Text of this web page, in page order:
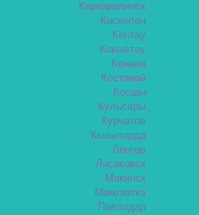
Каркаралинск
Каскелен
Кентау
Кокшетау
Конаев
Костанай
Косшы
Кульсары
Курчатов
Кызылорда
Ленгер
Лисаковск
Макинск
Мамлютка
Павлодар